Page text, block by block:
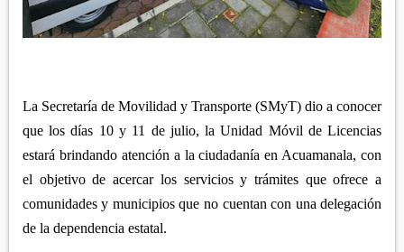
ZITLALTEPEC
TERRENATE
TLAXCO
CHIAUTEMPAN
PANOTLA
SAN PABLO DEL MONTE
ZACATELCO
HUEYOTLIPAN
SANCTÓRUM
La Secretaría de Movilidad y Transporte (SMyT) dio a conocer
que los días 10 y 11 de julio, la Unidad Móvil de Licencias
estará brindando atención a la ciudadanía en Acuamanala, con
el objetivo de acercar los servicios y trámites que ofrece a
comunidades y municipios que no cuentan con una delegación
de la dependencia estatal.